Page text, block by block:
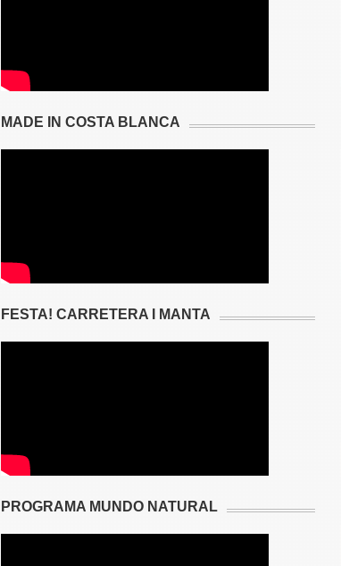
MADE IN COSTA BLANCA
FESTA! CARRETERA I MANTA
PROGRAMA MUNDO NATURAL